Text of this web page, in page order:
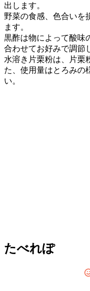
出します。
野菜の食感、色合いを
ます。
黒酢は物によって酸味
合わせてお好みで調節
水溶き片栗粉は、片栗
た、使用量はとろみの
い。
たべれぽ